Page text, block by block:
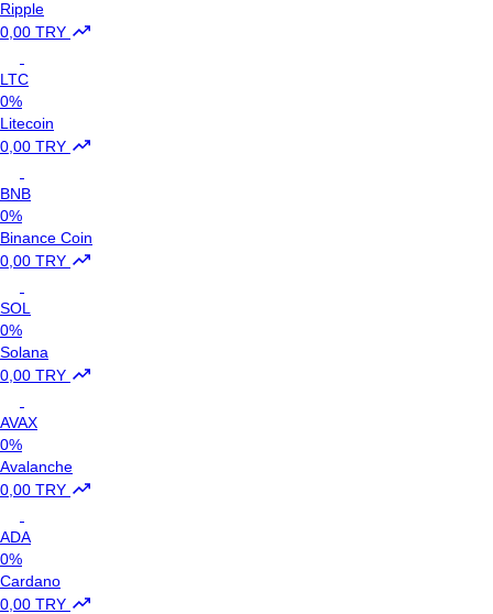
Ripple
0,00 TRY
LTC
0%
Litecoin
0,00 TRY
BNB
0%
Binance Coin
0,00 TRY
SOL
0%
Solana
0,00 TRY
AVAX
0%
Avalanche
0,00 TRY
ADA
0%
Cardano
0,00 TRY